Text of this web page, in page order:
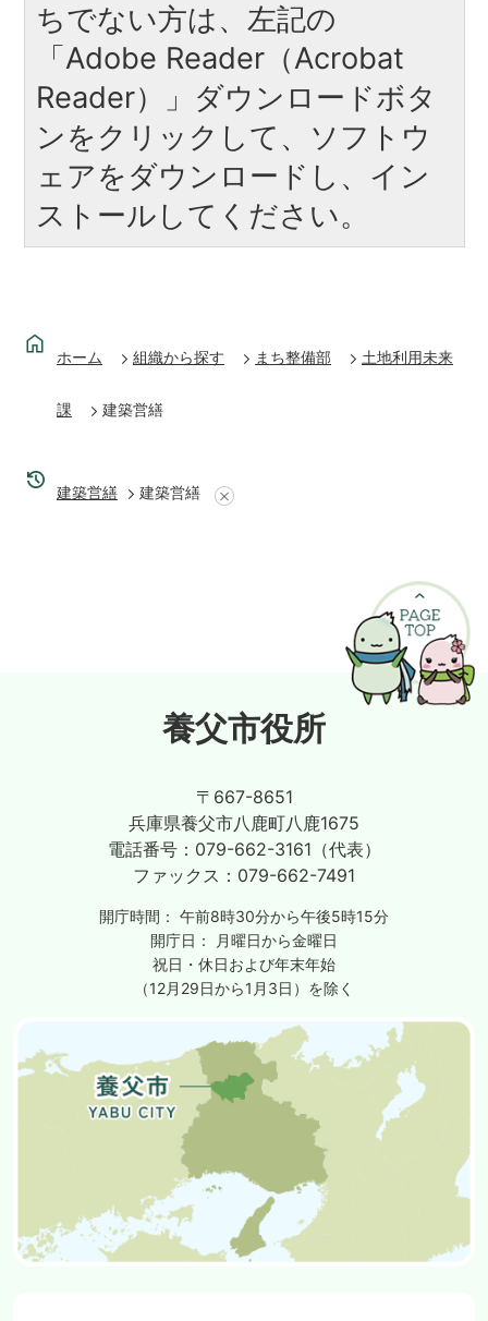
ちでない方は、左記の
「Adobe Reader（Acrobat
Reader）」ダウンロードボタ
ンをクリックして、ソフトウ
ェアをダウンロードし、イン
ストールしてください。
ホーム 組織から探す まち整備部 土地利用未来
課 建築営繕
建築営繕 建築営繕
養父市役所
〒667-8651
兵庫県養父市八鹿町八鹿1675
電話番号： 079-662-3161（代表）
ファックス： 079-662-7491
開庁時間： 午前8時30分から午後5時15分
開庁日：
月曜日から金曜日
祝日・休日および年末年始
（12月29日から1月3日）を除く